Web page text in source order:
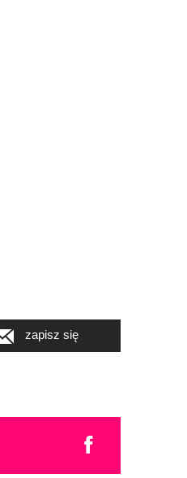
zapisz się